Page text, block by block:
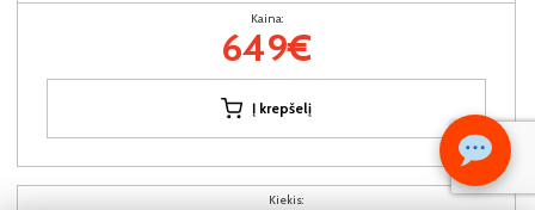
Kiekis:
Kaina:
649€
Į krepšelį